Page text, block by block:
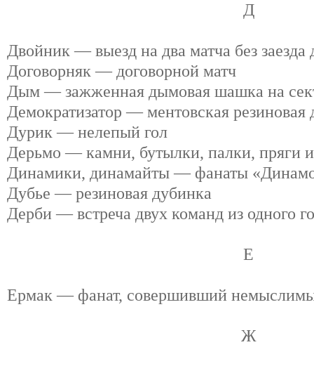
Д
Двойник — выезд на два матча без заезда
Договорняк — договорной матч
Дым — зажженная дымовая шашка на
Демократизатор — ментовская резиновая
Дурик — нелепый гол
Дерьмо — камни, бутылки, палки, пряги
Динамики, динамайты — фанаты
Дубье — резиновая дубинка
Дерби — встреча двух команд из одного
Е
Ермак — фанат, совершивший
Ж